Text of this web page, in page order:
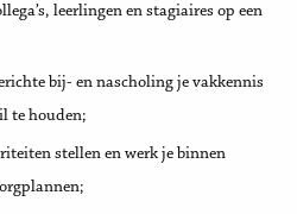
leerlingen en stagiaires op een
bij- en nascholing je vakkennis
te houden;
stellen en werk je binnen